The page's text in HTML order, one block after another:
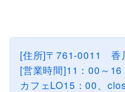
[住所]〒761-0011 香
[営業時間]11：00～16
カフェLO15：00、